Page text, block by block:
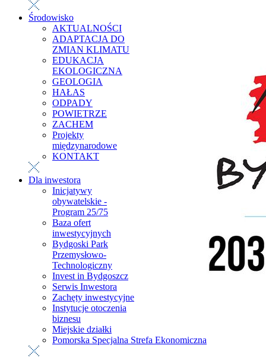
Środowisko
AKTUALNOŚCI
ADAPTACJA DO
ZMIAN KLIMATU
EDUKACJA
EKOLOGICZNA
GEOLOGIA
HAŁAS
ODPADY
POWIETRZE
ZACHEM
Projekty
międzynarodowe
KONTAKT
Dla inwestora
Inicjatywy
obywatelskie -
Program 25/75
Baza ofert
inwestycyjnych
Bydgoski Park
Przemysłowo-
Technologiczny
Invest in Bydgoszcz
Serwis Inwestora
Zachęty inwestycyjne
Instytucje otoczenia
biznesu
Miejskie działki
Pomorska Specjalna Strefa Ekonomiczna